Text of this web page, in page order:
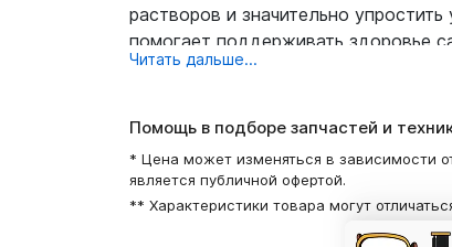
растворов и значительно
помогает поддерживать здоровье
Читать дальше...
Помощь в подборе запчастей и
* Цена может изменяться в зависимости
является публичной офертой.
** Характеристики товара могут